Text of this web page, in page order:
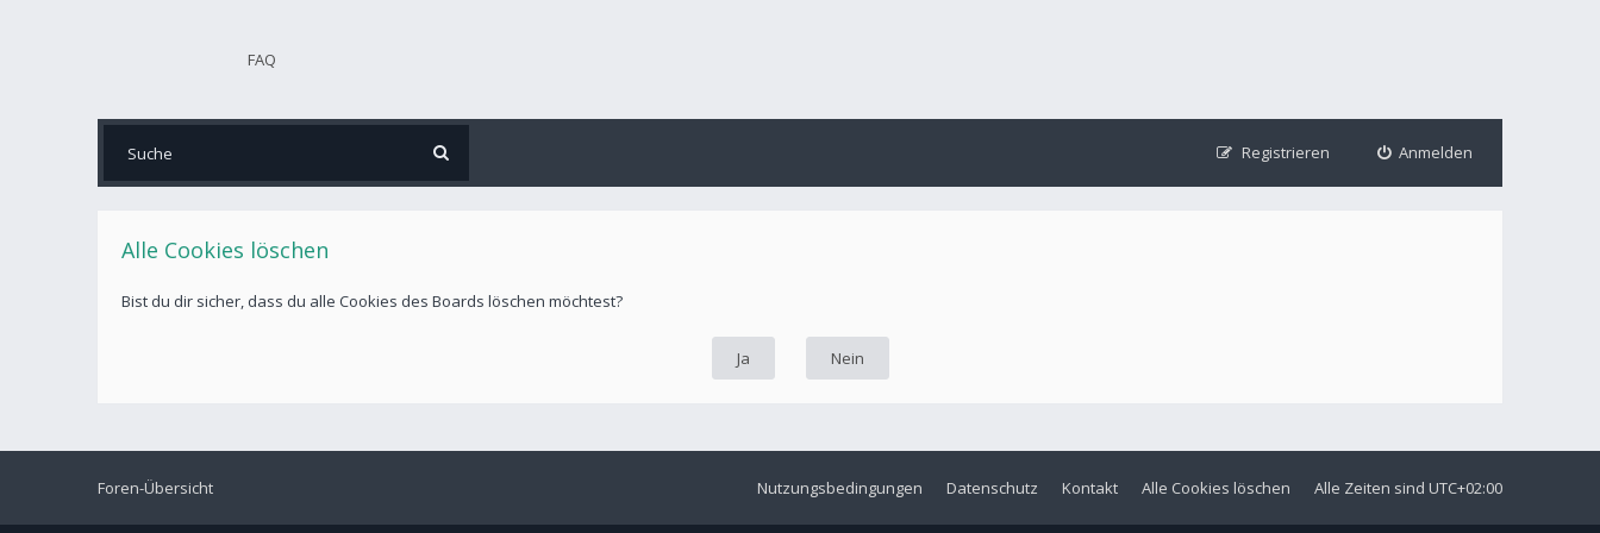
FAQ
Anmelden
Registrieren
Alle Cookies löschen
Bist du dir sicher, dass du alle Cookies des Boards löschen möchtest?
Foren-Übersicht Alle Zeiten sind UTC+02:00
Alle Cookies löschen
Kontakt
Datenschutz
Nutzungsbedingungen